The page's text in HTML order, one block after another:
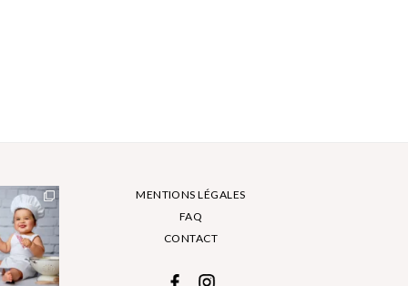
MENTIONS LÉGALES
FAQ
CONTACT